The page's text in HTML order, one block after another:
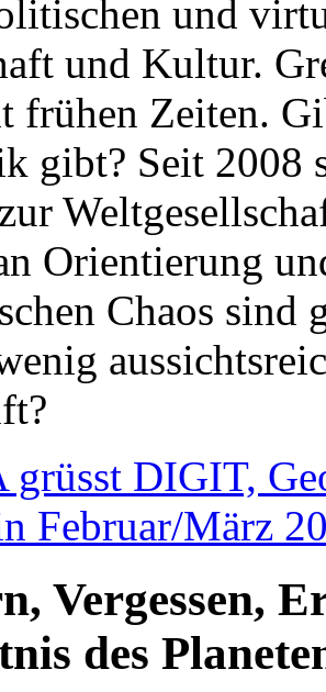
und
und Kultur.
frühen Zeiten.
gibt? Seit 2008
Orientierung
Chaos sind
grüsst DIGIT,
Februar/März
Vergessen,
des